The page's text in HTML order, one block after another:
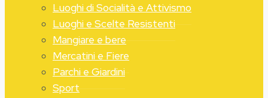
Luoghi di Socialità e Attivismo
Luoghi e Scelte Resistenti
Mangiare e bere
Mercatini e Fiere
Parchi e Giardini
Sport